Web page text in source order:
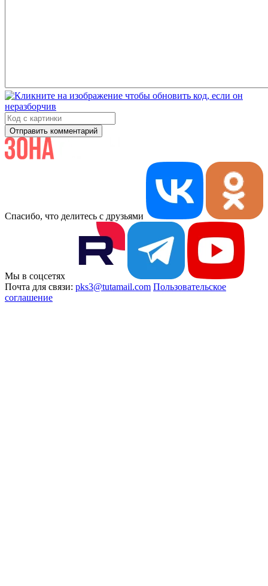
Отправить комментарий
Спасибо, что делитесь с друзьями
Мы в соцсетях
Почта для связи: pks3@tutamail.com Пользовательское
соглашение